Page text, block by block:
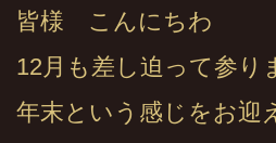
皆様 こんにちわ
12月も差し迫って参り
年末という感じをお迎